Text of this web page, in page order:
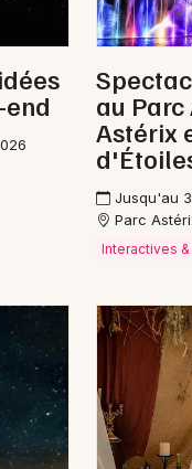
au Parc
Astérix
Jusqu'au
Parc
Interactives